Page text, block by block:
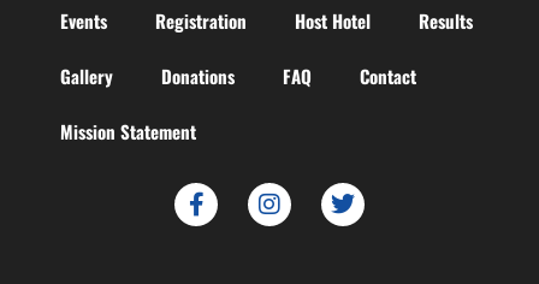
Events Registration Host Hotel Results
Gallery Donations FAQ Contact
Mission Statement